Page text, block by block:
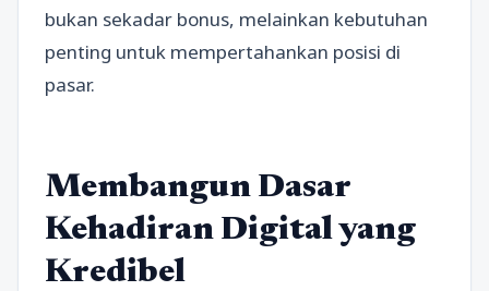
bukan sekadar bonus, melainkan kebutuhan
penting untuk mempertahankan posisi di
pasar.
Membangun Dasar
Kehadiran Digital yang
Kredibel